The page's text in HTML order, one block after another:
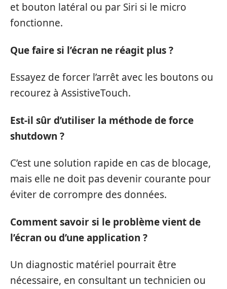
et bouton latéral ou par Siri si le micro
fonctionne.
Que faire si l’écran ne réagit plus ?
Essayez de forcer l’arrêt avec les boutons ou
recourez à AssistiveTouch.
Est-il sûr d’utiliser la méthode de force
shutdown ?
C’est une solution rapide en cas de blocage,
mais elle ne doit pas devenir courante pour
éviter de corrompre des données.
Comment savoir si le problème vient de
l’écran ou d’une application ?
Un diagnostic matériel pourrait être
nécessaire, en consultant un technicien ou